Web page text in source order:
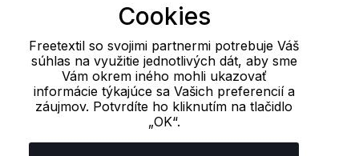
Telefón:
Offline
+421 277 270 056
Cookie - podrobné nastavenie| Ďalšie informácie|Spracovanie
osobných údajov
Cookies
Freetextil so svojimi partnermi potrebuje Váš
súhlas na využitie jednotlivých dát, aby sme
Vám okrem iného mohli ukazovať
informácie týkajúce sa Vašich preferencií a
záujmov. Potvrdíte ho kliknutím na tlačidlo
„OK“.